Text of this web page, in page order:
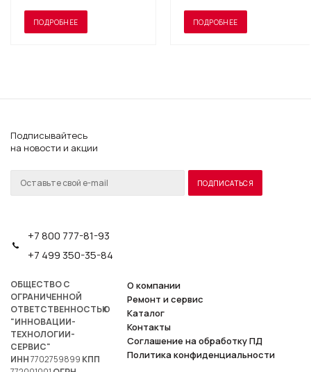
ПОДРОБНЕЕ ПОДРОБНЕЕ
Подписывайтесь
на новости и акции
+7 800 777-81-93
+7 499 350-35-84
ОБЩЕСТВО С
ОГРАНИЧЕННОЙ
ОТВЕТСТВЕННОСТЬЮ
"ИННОВАЦИИ-
ТЕХНОЛОГИИ-
СЕРВИС"
ИНН7702759899 КПП
О компании
Ремонт и сервис
Каталог
Контакты
Соглашение на обработку ПД
Политика конфиденциальности